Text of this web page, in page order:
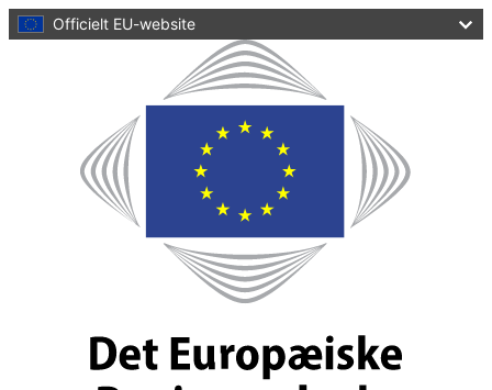
hovedindhold
Officielt EU-website